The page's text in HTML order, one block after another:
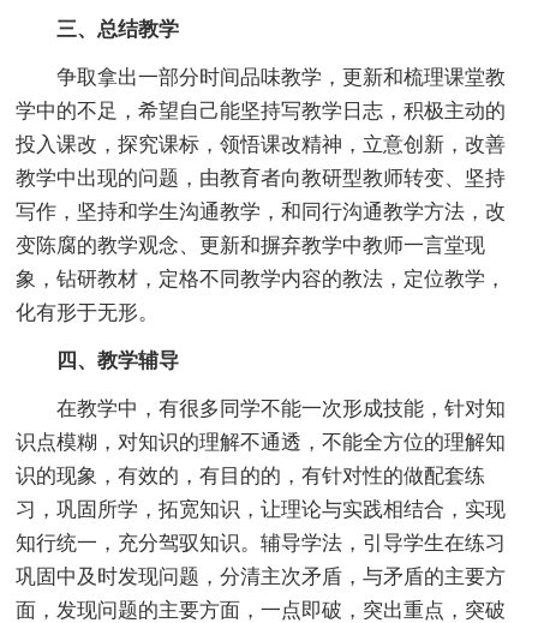
三、总结教学
争取拿出一部分时间品味教学，更新和梳理课堂教
学中的不足，希望自己能坚持写教学日志，积极主动的
投入课改，探究课标，领悟课改精神，立意创新，改善
教学中出现的问题，由教育者向教研型教师转变、坚持
写作，坚持和学生沟通教学，和同行沟通教学方法，改
变陈腐的教学观念、更新和摒弃教学中教师一言堂现
象，钻研教材，定格不同教学内容的教法，定位教学，
化有形于无形。
四、教学辅导
在教学中，有很多同学不能一次形成技能，针对知
识点模糊，对知识的理解不通透，不能全方位的理解知
识的现象，有效的，有目的的，有针对性的做配套练
习，巩固所学，拓宽知识，让理论与实践相结合，实现
知行统一，充分驾驭知识。辅导学法，引导学生在练习
巩固中及时发现问题，分清主次矛盾，与矛盾的主要方
面，发现问题的主要方面，一点即破，突出重点，突破